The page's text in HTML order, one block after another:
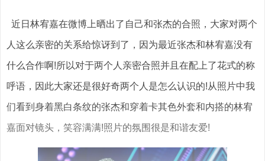
近日林宥嘉在微博上晒出了自己和张杰的合照，大家对两个
人这么亲密的关系给惊讶到了，因为最近张杰和林宥嘉没有
什么合作啊!所以对于两个人亲密合照并且在配上了花式的称
呼语，因此大家还是很好奇两个人是怎么认识的!从照片中我
们看到身着黑白条纹的张杰和穿着卡其色外套和内搭的林宥
嘉面对镜头，笑容满满!照片的氛围很是和谐友爱!